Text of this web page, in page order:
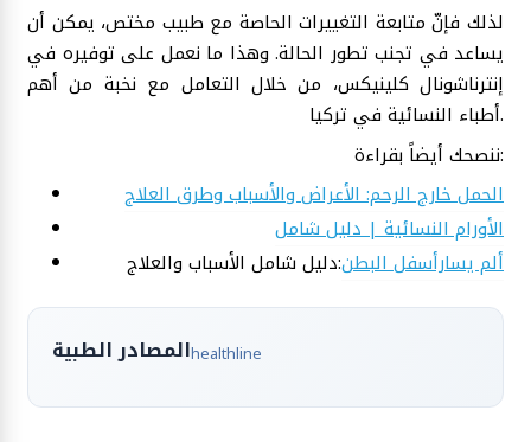
لذلك فإنّ متابعة التغييرات الحاصة مع طبيب مختص، يمكن أن
يساعد في تجنب تطور الحالة. وهذا ما نعمل على توفيره في
إنترناشونال كلينيكس، من خلال التعامل مع نخبة من أهم
أطباء النسائية في تركيا.
ننصحك أيضاً بقراءة:
الحمل خارج الرحم: الأعراض والأسباب وطرق العلاج
الأورام النسائية | دليل شامل
ألم يسارأسفل البطن:دليل شامل الأسباب والعلاج
المصادر الطبيةhealthline